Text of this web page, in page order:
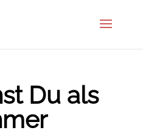
Du als